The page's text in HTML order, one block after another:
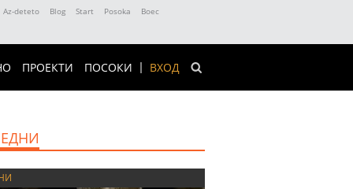
Az-deteto Blog Start Posoka
Boec
ВХОД
ПРОЕКТИ ПОСОКИ